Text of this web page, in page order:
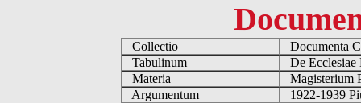
Collectio
Documenta
Tabulinum
De
Materia
Magisterium
Argumentum
1922-1939